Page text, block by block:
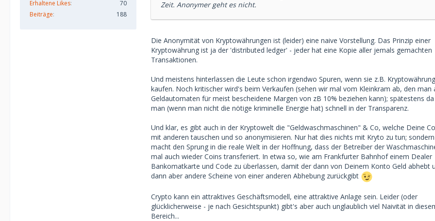
Erhaltene Likes
70
Beiträge
188
Zeit. Anonymer geht es nicht.
Die Anonymität von Kryptowährungen ist (leider) eine naive Vorstellung. Das Prinzip einer
Kryptowährung ist ja der 'distributed ledger' - jeder hat eine Kopie aller jemals gemachten
Transaktionen.
Und meistens hinterlassen die Leute schon irgendwo Spuren, wenn sie z.B.
kaufen. Noch kritischer wird's beim Verkaufen (sehen wir mal vom Kleinkram ab, den man
Geldautomaten für meist bescheidene Margen von zB 10% beziehen kann); spätestens
man (wenn man nicht die nötige kriminelle Energie hat) schnell in der Transparenz.
Und klar, es gibt auch in der Kryptowelt die "Geldwaschmaschinen" & Co, welche Deine
mit anderen tauschen und so anonymisieren. Nur hat dies nichts mit Kryto zu tun;
macht den Sprung in die reale Welt in der Hoffnung, dass der Betreiber der
mal auch wieder Coins transferiert. In etwa so, wie am Frankfurter Bahnhof einem Dealer
Bankomatkarte und Code zu überlassen, damit der dann von Deinem Konto Geld abhebt
dann aber andere Scheine von einer anderen Abhebung zurückgibt
Crypto kann ein attraktives Geschäftsmodell, eine attraktive Anlage sein. Leider (oder
glücklicherweise - je nach Gesichtspunkt) gibt's aber auch unglaublich viel Naivität in
Bereich...